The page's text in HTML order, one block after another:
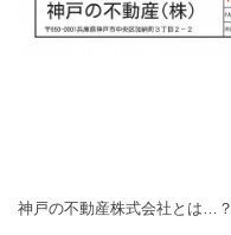
神戸の不動産株式会社とは…？